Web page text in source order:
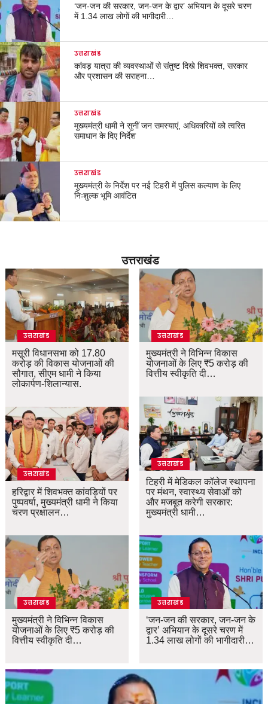
‘जन-जन की सरकार, जन-जन के द्वार’ अभियान के दूसरे चरण
में 1.34 लाख लोगों की भागीदारी…
उत्तराखंड
कांवड़ यात्रा की व्यवस्थाओं से संतुष्ट दिखे शिवभक्त, सरकार
और प्रशासन की सराहना…
उत्तराखंड
मुख्यमंत्री धामी ने सुनीं जन समस्याएं, अधिकारियों को त्वरित
समाधान के दिए निर्देश
उत्तराखंड
मुख्यमंत्री के निर्देश पर नई टिहरी में पुलिस कल्याण के लिए
निःशुल्क भूमि आवंटित
उत्तराखंड
उत्तराखंड
मसूरी विधानसभा को 17.80
करोड़ की विकास योजनाओं की
सौगात, सीएम धामी ने किया
लोकार्पण-शिलान्यास.
उत्तराखंड
हरिद्वार में शिवभक्त कांवड़ियों पर
पुष्पवर्षा, मुख्यमंत्री धामी ने किया
चरण प्रक्षालन…
उत्तराखंड
मुख्यमंत्री ने विभिन्न विकास
योजनाओं के लिए ₹5 करोड़ की
वित्तीय स्वीकृति दी…
उत्तराखंड
मुख्यमंत्री ने विभिन्न विकास
योजनाओं के लिए ₹5 करोड़ की
वित्तीय स्वीकृति दी…
उत्तराखंड
टिहरी में मेडिकल कॉलेज स्थापना
पर मंथन, स्वास्थ्य सेवाओं को
और मजबूत करेगी सरकार:
मुख्यमंत्री धामी…
उत्तराखंड
‘जन-जन की सरकार, जन-जन के
द्वार’ अभियान के दूसरे चरण में
1.34 लाख लोगों की भागीदारी…